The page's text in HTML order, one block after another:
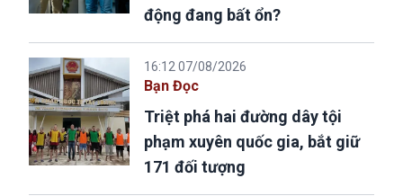
động đang bất ổn?
16:12 07/08/2026
Bạn Đọc
Triệt phá hai đường dây tội
phạm xuyên quốc gia, bắt giữ
171 đối tượng